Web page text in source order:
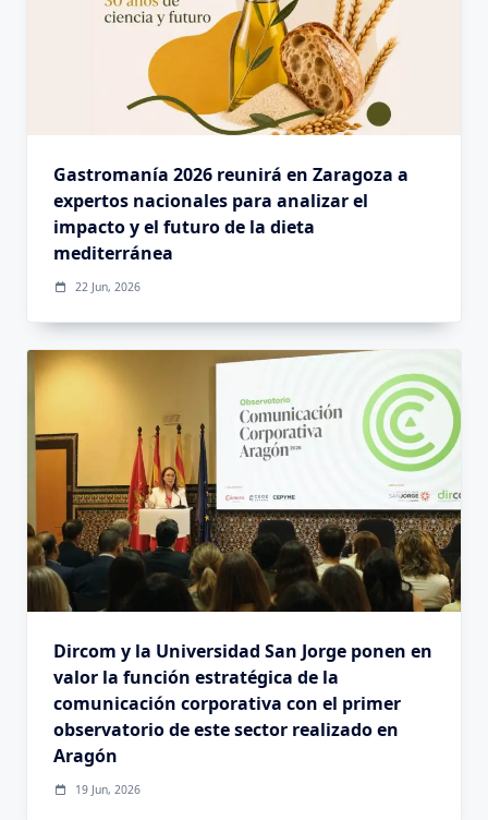
Gastromanía 2026 reunirá en Zaragoza a
expertos nacionales para analizar el
impacto y el futuro de la dieta
mediterránea
22 Jun, 2026
Dircom y la Universidad San Jorge ponen en
valor la función estratégica de la
comunicación corporativa con el primer
observatorio de este sector realizado en
Aragón
19 Jun, 2026